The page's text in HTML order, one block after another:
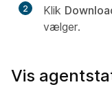
2 Klik
vælger.
Vis